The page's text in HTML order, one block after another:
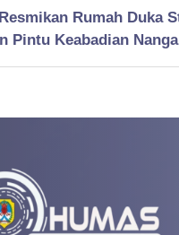
Rumah Duka
Pintu Keabadian